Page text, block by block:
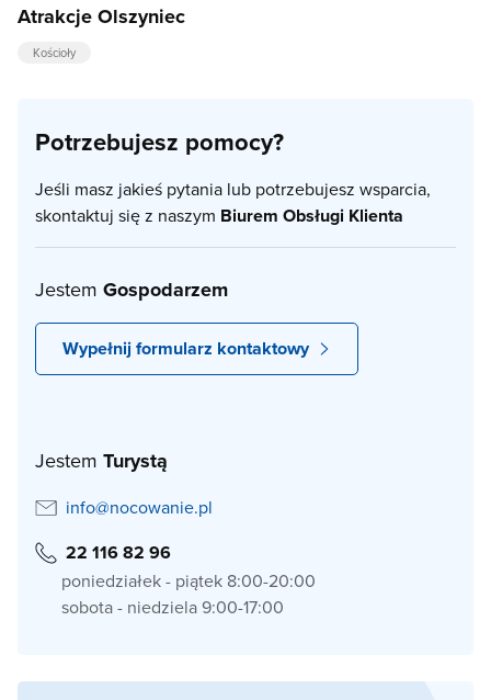
Atrakcje Olszyniec
Kościoły
Potrzebujesz pomocy?
Jeśli masz jakieś pytania lub potrzebujesz wsparcia,
skontaktuj się z naszym Biurem Obsługi Klienta
Jestem Gospodarzem
Wypełnij formularz kontaktowy
Jestem Turystą
info@nocowanie.pl
22 116 82 96
poniedziałek - piątek 8:00-20:00
sobota - niedziela 9:00-17:00